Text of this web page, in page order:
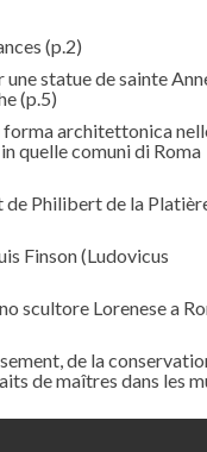
(p.2)
statue de sainte
(p.5)
architettonica
quelle comuni di Roma
Philibert de la
Finson (Ludovicus
scultore Lorenese a
de la
de maîtres dans les